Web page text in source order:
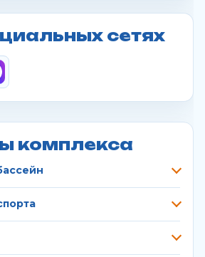
сетях
комплекса